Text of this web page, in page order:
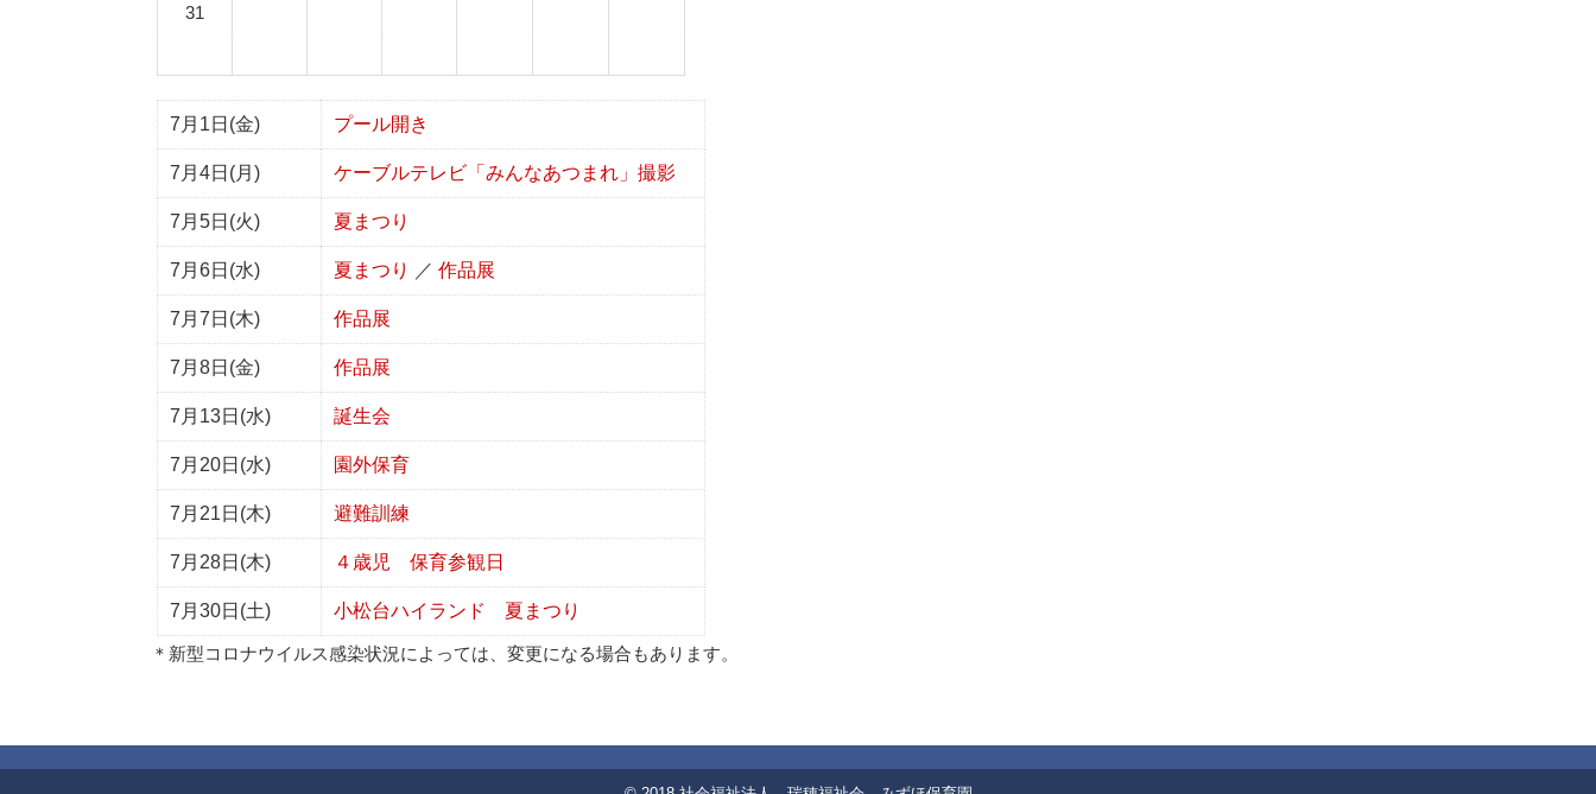
31
7月1日(金) プール開き
7月4日(月) ケーブルテレビ「みんなあつまれ」撮影
7月5日(火) 夏まつり
7月6日(水) 夏まつり ／ 作品展
7月7日(木) 作品展
7月8日(金) 作品展
7月13日(水) 誕生会
7月20日(水) 園外保育
7月21日(木) 避難訓練
7月28日(木) ４歳児 保育参観日
7月30日(土) 小松台ハイランド 夏まつり
＊新型コロナウイルス感染状況によっては、変更になる場合もあります。